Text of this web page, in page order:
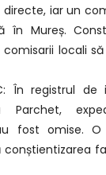
iar un
în Mureș.
locali
În registrul de
fost omise. O
conștientizarea